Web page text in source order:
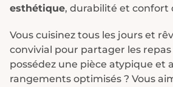
esthétique, durabilité et confort
Vous cuisinez tous les jours et
convivial pour partager les repas
possédez une pièce atypique et
rangements optimisés ? Vous